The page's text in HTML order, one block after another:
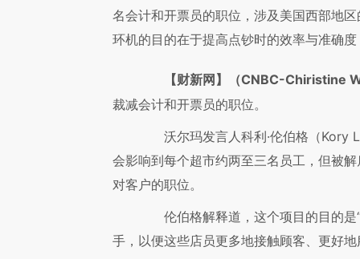
名会计和开票员的职位，涉及美国西部地
环机的目的在于提高点钞时的效率与准确度
【财新网】（CNBC-Chiristine
裁减会计和开票员的职位。
沃尔玛发言人科利·伦伯格（Kory
会影响到每个超市约两至三名员工，但被
对客户的职位。
伦伯格解释道，这个项目的目的是
手，以便这些店员更多地接触顾客、更好地